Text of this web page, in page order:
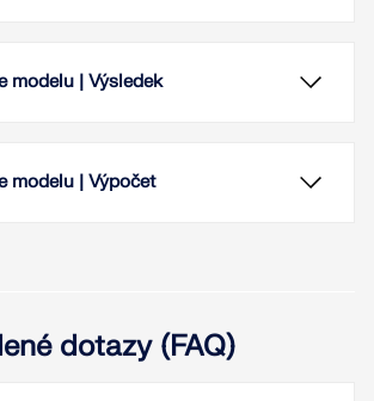
citlivosti máte v přídavném
& Odhad nákladů / CO₂
modelu | Výsledek
modelu | Výpočet
dotazy (FAQ)